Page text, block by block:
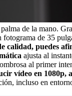
de la mano.
de 35
calidad, puedes
ajusta al
al primer
vídeo en
incluso en